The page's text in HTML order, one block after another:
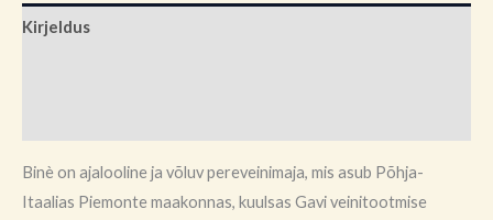
Kirjeldus
Binè on ajalooline ja võluv pereveinimaja, mis asub Põhja-
Itaalias Piemonte maakonnas, kuulsas Gavi veinitootmise